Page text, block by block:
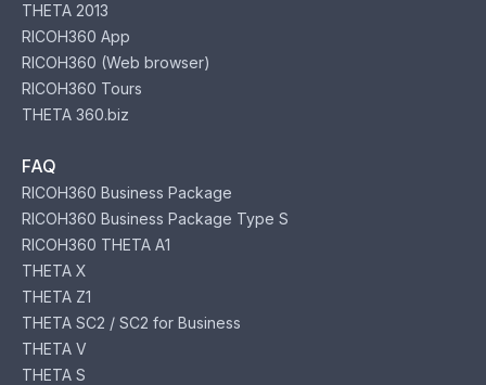
THETA 2013
RICOH360 App
RICOH360 (Web browser)
RICOH360 Tours
THETA 360.biz
FAQ
RICOH360 Business Package
RICOH360 Business Package Type S
RICOH360 THETA A1
THETA X
THETA Z1
THETA SC2 / SC2 for Business
THETA V
THETA S